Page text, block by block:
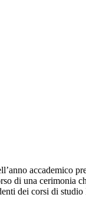
accademico
di una cerimonia
dei corsi di